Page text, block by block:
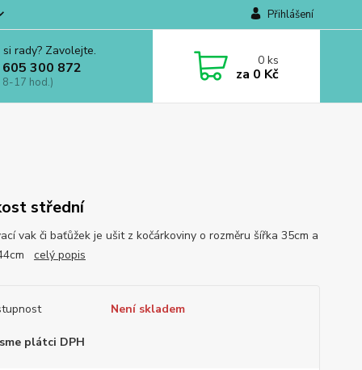
Přihlášení
rady? Zavolejte.
300 872
8-17 hod.)
0ks
za 0 Kč
střední
vak či baťůžek je ušit z kočárkoviny o rozměru šířka 35cm a
celý popis
Není skladem
plátci DPH